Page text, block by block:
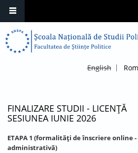
English
FINALIZARE STUDII - LICENȚĂ
SESIUNEA IUNIE 2026
ETAPA 1 (formalități de înscriere online
administrativă)